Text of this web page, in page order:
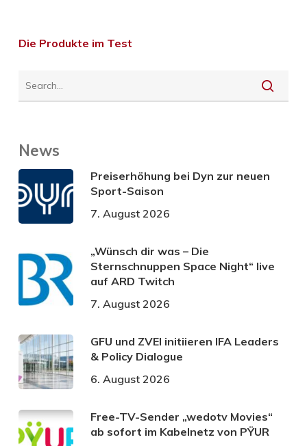
Die Produkte im Test
News
Preiserhöhung bei Dyn zur neuen
Sport-Saison
7. August 2026
„Wünsch dir was – Die
Sternschnuppen Space Night“ live
auf ARD Twitch
7. August 2026
GFU und ZVEI initiieren IFA Leaders
& Policy Dialogue
6. August 2026
Free-TV-Sender „wedotv Movies“
ab sofort im Kabelnetz von PŸUR